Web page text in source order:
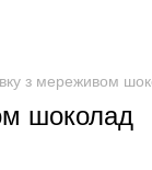
з мереживом
шоколад